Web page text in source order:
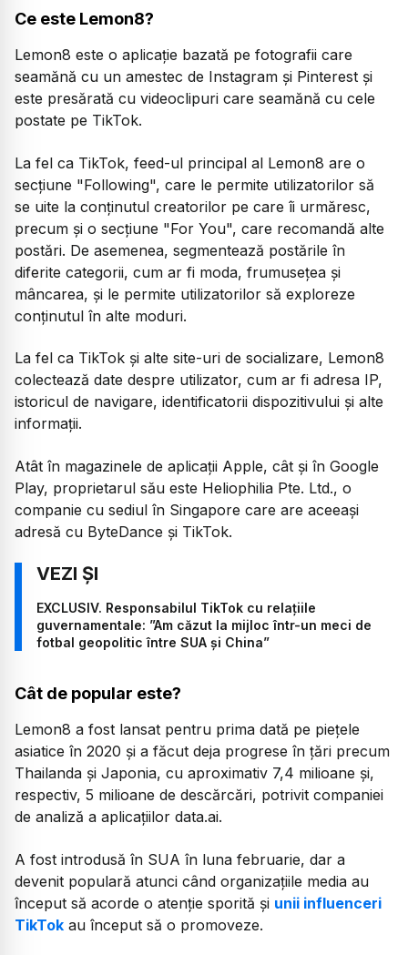
Ce este Lemon8?
Lemon8 este o aplicație bazată pe fotografii care
seamănă cu un amestec de Instagram și Pinterest și
este presărată cu videoclipuri care seamănă cu cele
postate pe TikTok.
La fel ca TikTok, feed-ul principal al Lemon8 are o
secțiune "Following", care le permite utilizatorilor să
se uite la conținutul creatorilor pe care îi urmăresc,
precum și o secțiune "For You", care recomandă alte
postări. De asemenea, segmentează postările în
diferite categorii, cum ar fi moda, frumusețea și
mâncarea, și le permite utilizatorilor să exploreze
conținutul în alte moduri.
La fel ca TikTok și alte site-uri de socializare, Lemon8
colectează date despre utilizator, cum ar fi adresa IP,
istoricul de navigare, identificatorii dispozitivului și alte
informații.
Atât în magazinele de aplicații Apple, cât și în Google
Play, proprietarul său este Heliophilia Pte. Ltd., o
companie cu sediul în Singapore care are aceeași
adresă cu ByteDance și TikTok.
EXCLUSIV. Responsabilul TikTok cu relațiile
guvernamentale: ”Am căzut la mijloc într-un meci de
fotbal geopolitic între SUA și China”
Cât de popular este?
Lemon8 a fost lansat pentru prima dată pe piețele
asiatice în 2020 și a făcut deja progrese în țări precum
Thailanda și Japonia, cu aproximativ 7,4 milioane și,
respectiv, 5 milioane de descărcări, potrivit companiei
de analiză a aplicațiilor data.ai.
A fost introdusă în SUA în luna februarie, dar a
devenit populară atunci când organizațiile media au
început să acorde o atenție sporită și unii influenceri
TikTok au început să o promoveze.